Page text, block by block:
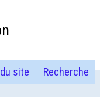
site Recherche